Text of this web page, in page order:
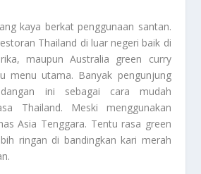
kaya berkat penggunaan santan.
Thailand di luar negeri baik di
maupun Australia green curry
menu utama. Banyak pengunjung
ini sebagai cara mudah
Thailand. Meski menggunakan
Asia Tenggara. Tentu rasa green
ringan di bandingkan kari merah